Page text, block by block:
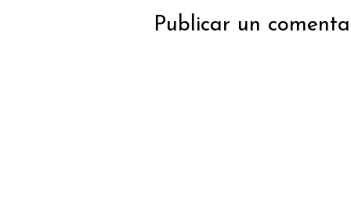
Publicar un